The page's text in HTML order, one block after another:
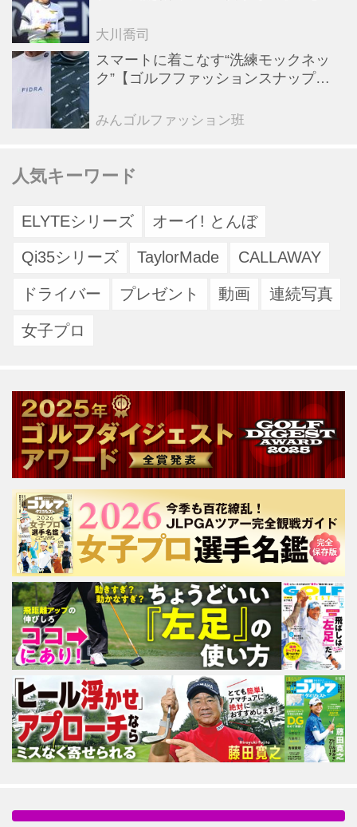
の最終日へ【米女子ツアー】
大川喬司
スマートに着こなす“洗練モックネッ
ク”【ゴルフファッションスナップ
みんゴルファッション班
人気キーワード
ELYTEシリーズ オーイ! とんぼ
Qi35シリーズ TaylorMade CALLAWAY
ドライバー プレゼント 動画 連続写真
女子プロ